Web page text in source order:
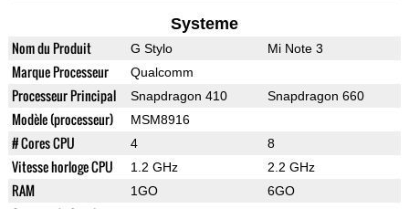
Systeme
Nom du Produit G Stylo Mi Note 3
Marque Processeur Qualcomm
Processeur Principal Snapdragon 410 Snapdragon 660
Modèle (processeur) MSM8916
# Cores CPU 4 8
Vitesse horloge CPU 1.2 GHz 2.2 GHz
RAM 1GO 6GO